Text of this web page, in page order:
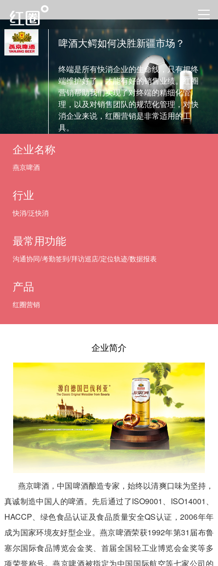
啤酒大鳄如何决胜新疆市场？
终端是所有快消企业的生命线，只有把终
端维护好了，才能有好的销售业绩。红圈
营销帮助我们实现了对终端的精细化管
理，以及对销售团队的规范化管理，对快
消企业来说，红圈营销是非常适用的工
具。
企业名称
燕京啤酒
行业
快消/泛快消
最常用功能
沟通协同/考勤签到/拜访巡店/定位轨迹/数据报表
产品
红圈营销
企业简介
燕京啤酒，中国啤酒酿造专家，始终以清爽口味为坚持，
真诚制造中国人的啤酒。先后通过了ISO9001、ISO14001、
HACCP、绿色食品认证及食品质量安全QS认证，2006年年
成为国家环境友好型企业。燕京啤酒荣获1992年第31届布鲁
塞尔国际食品博览会金奖、首届全国轻工业博览会金奖等多
项荣誉称号。燕京啤酒被指定为中国国际航空等七家公司的